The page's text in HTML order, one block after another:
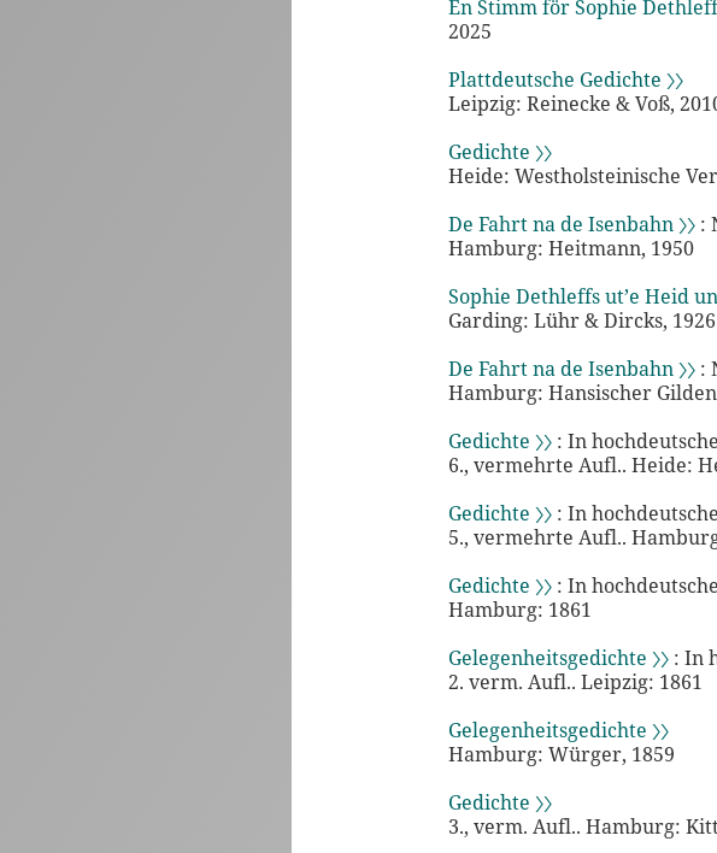
En Stimm för Sophie Dethleffs
2025
Plattdeutsche Gedichte 〉〉
Leipzig: Reinecke & Voß,
Gedichte 〉〉
Heide: Westholsteinische
De Fahrt na de Isenbahn 〉〉 :
Hamburg: Heitmann, 1950
Sophie Dethleffs ut’e Heid
Garding: Lühr & Dircks, 1926
De Fahrt na de Isenbahn 〉〉 :
Hamburg: Hansischer
Gedichte 〉〉 : In
6., vermehrte Aufl.. Heide:
Gedichte 〉〉 : In
5., vermehrte Aufl..
Gedichte 〉〉 : In
Hamburg: 1861
Gelegenheitsgedichte 〉〉 : In
2. verm. Aufl.. Leipzig: 1861
Gelegenheitsgedichte 〉〉
Hamburg: Würger, 1859
Gedichte 〉〉
3., verm. Aufl.. Hamburg: